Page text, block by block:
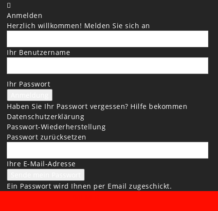
Anmelden
Herzlich willkommen! Melden Sie sich an
Ihr Benutzername
Ihr Passwort
Haben Sie Ihr Passwort vergessen? Hilfe bekommen
Datenschutzerklärung
Passwort-Wiederherstellung
Passwort zurücksetzen
Ihre E-Mail-Adresse
Ein Passwort wird Ihnen per Email zugeschickt.